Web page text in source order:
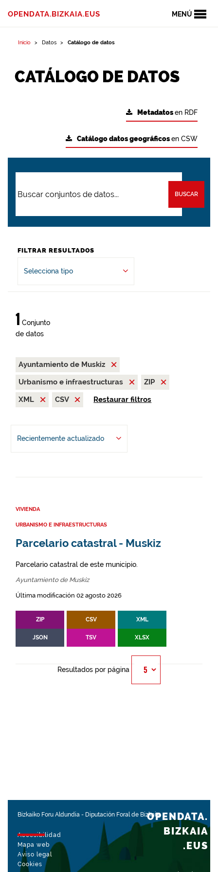
MENÚ
OPENDATA.BIZKAIA.EUS
Inicio Datos Catálogo de datos
CATÁLOGO DE DATOS
Metadatosen RDF
Catálogo datos geográficosen CSW
BUSCAR
FILTRAR RESULTADOS
Selecciona tipo
1 Conjunto
de datos
Ayuntamiento de Muskiz
Urbanismo e infraestructuras
ZIP
XML
CSV Restaurar filtros
Recientemente actualizado
VIVIENDA
URBANISMO E INFRAESTRUCTURAS
Parcelario catastral - Muskiz
Parcelario catastral de este municipio.
Ayuntamiento de Muskiz
Última modificación 02 agosto 2026
ZIP CSV XML
JSON TSV XLSX
Resultados por página
Bizkaiko Foru Aldundia - Diputación Foral de Bizkaia
Accesibilidad
Mapa web
Aviso legal
Cookies
OPENDATA.
BIZKAIA
.EUS